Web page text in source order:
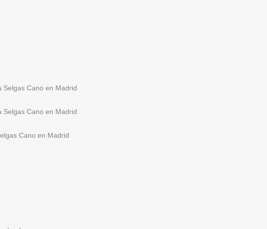
Cano en Madrid